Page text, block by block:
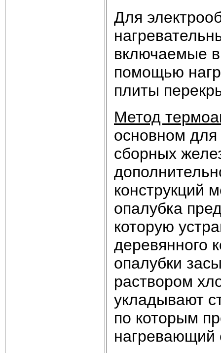
Для
включаемые
помощью
плиты
Метод
основном для
сборных
конструкций
опалубка
которую
деревянного
опалубки
раствором
укладывают
по которым
нагревающий